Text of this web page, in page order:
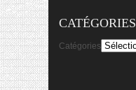
CATÉGORIES
Catégories